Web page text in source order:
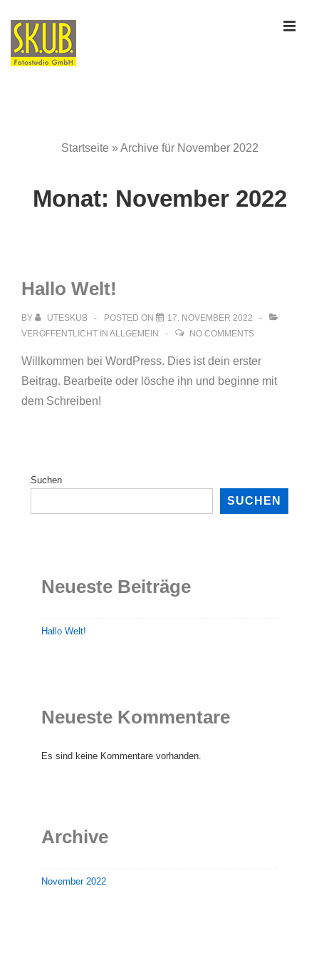
Zum
Inhalt
Startseite »Archive für November 2022
Monat: November 2022
Hallo Welt!
BY UTESKUB POSTED ON
17. NOVEMBER 2022
VERÖFFENTLICHT IN ALLGEMEIN NO COMMENTS
Willkommen bei WordPress. Dies ist dein erster
Beitrag. Bearbeite oder lösche ihn und beginne mit
dem Schreiben!
Suchen
SUCHEN
Neueste Beiträge
Hallo Welt!
Neueste Kommentare
Es sind keine Kommentare vorhanden.
Archive
November 2022